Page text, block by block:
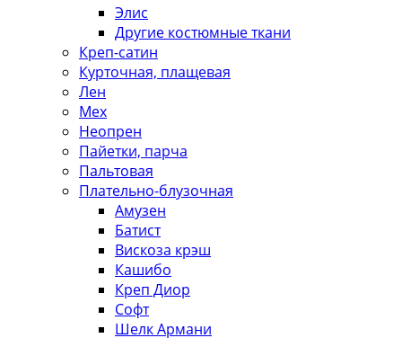
Элис
Другие костюмные ткани
Креп-сатин
Курточная, плащевая
Лен
Мех
Неопрен
Пайетки, парча
Пальтовая
Плательно-блузочная
Амузен
Батист
Вискоза крэш
Кашибо
Креп Диор
Софт
Шелк Армани